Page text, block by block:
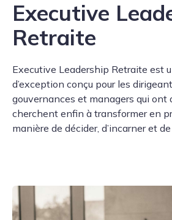
Executive
Retraite
Executive Leadership Retraite est
d’exception conçu pour les
gouvernances et managers qui ont
cherchent enfin à transformer en
manière de décider, d’incarner et